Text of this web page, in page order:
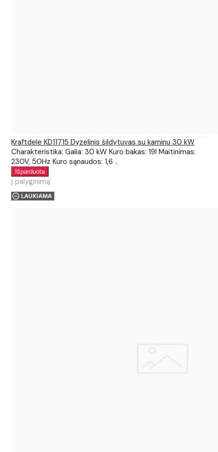
Kraftdele KD11715 Dyzelinis šildytuvas su kaminu 30 kW
Charakteristika: Galia: 30 kW Kuro bakas: 19l Maitinimas:
230V, 50Hz Kuro sąnaudos: 1,6 ..
Į palyginimą